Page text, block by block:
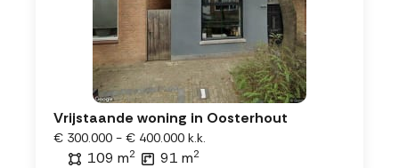
Vrijstaande woning in Oosterhout
€ 300.000 - € 400.000 k.k.
109 m2 91 m2